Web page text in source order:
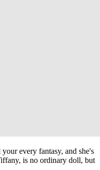
every fantasy, and she's
is no ordinary doll, but